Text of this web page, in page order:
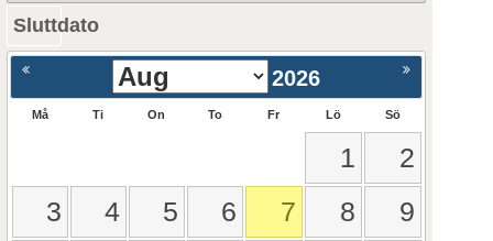
Sluttdato
Nästa >
2026
Må Ti On To Fr Lö Sö
1
2
3
4 5 6 7 8
9